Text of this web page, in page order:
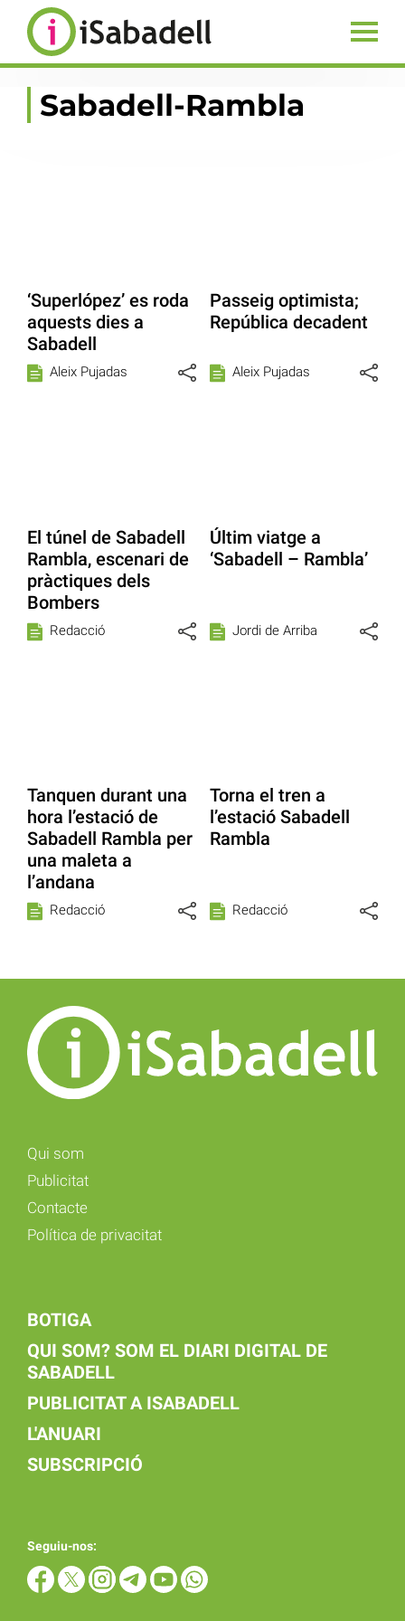
Sabadell-Rambla
‘Superlópez’ es roda
aquests dies a
Sabadell
Aleix Pujadas
Passeig optimista;
República decadent
Aleix Pujadas
El túnel de Sabadell
Rambla, escenari de
pràctiques dels
Bombers
Redacció
Últim viatge a
‘Sabadell – Rambla’
Jordi de Arriba
Tanquen durant una
hora l’estació de
Sabadell Rambla per
una maleta a
l’andana
Redacció
Torna el tren a
l’estació Sabadell
Rambla
Redacció
Qui som
Publicitat
Contacte
Política de privacitat
BOTIGA
QUI SOM? SOM EL DIARI DIGITAL DE
SABADELL
PUBLICITAT A ISABADELL
L'ANUARI
SUBSCRIPCIÓ
Seguiu-nos: